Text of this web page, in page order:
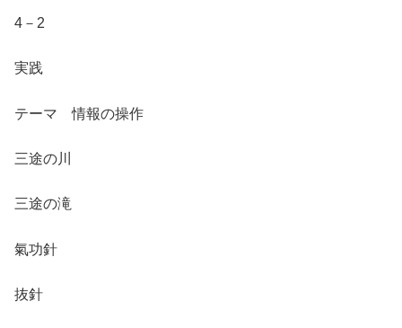
4－2
実践
テーマ 情報の操作
三途の川
三途の滝
氣功針
抜針